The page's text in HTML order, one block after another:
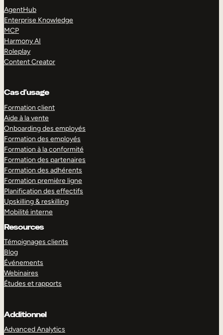
AgentHub
Enterprise Knowledge
MCP
Harmony AI
Roleplay
Content Creator
Cas d’usage
Formation client
Aide à la vente
Onboarding des employés
Formation des employés
Formation à la conformité
Formation des partenaires
Formation des adhérents
Formation première ligne
Planification des effectifs
Upskilling & reskilling
Mobilité interne
Resources
Témoignages clients
Blog
Événements
Webinaires
Études et rapports
Additionnel
Advanced Analytics